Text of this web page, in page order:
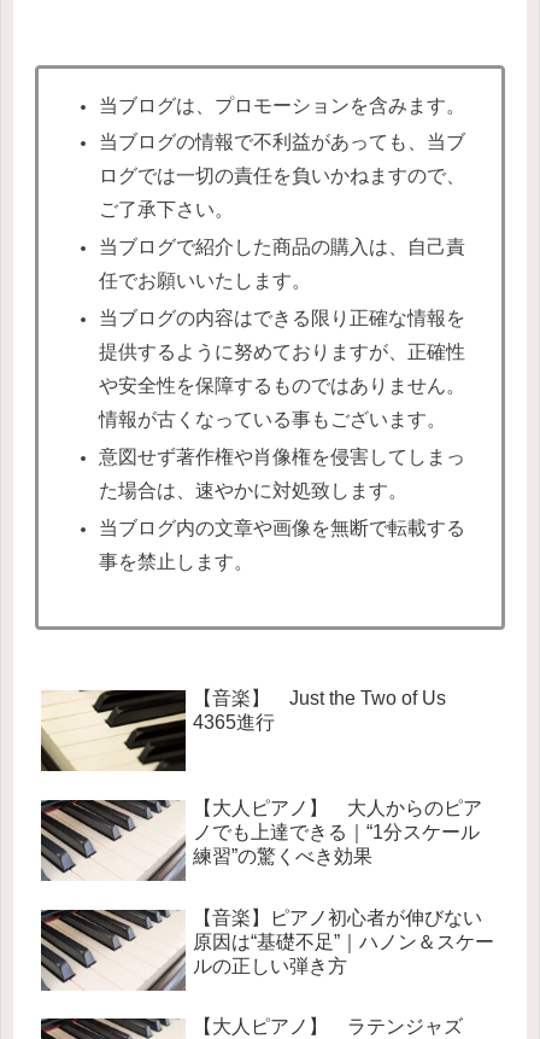
当ブログは、プロモーションを含みます。
当ブログの情報で不利益があっても、当ブ
ログでは一切の責任を負いかねますので、
ご了承下さい。
当ブログで紹介した商品の購入は、自己責
任でお願いいたします。
当ブログの内容はできる限り正確な情報を
提供するように努めておりますが、正確性
や安全性を保障するものではありません。
情報が古くなっている事もございます。
意図せず著作権や肖像権を侵害してしまっ
た場合は、速やかに対処致します。
当ブログ内の文章や画像を無断で転載する
事を禁止します。
【音楽】 Just the Two of Us
4365進行
【大人ピアノ】 大人からのピア
ノでも上達できる｜“1分スケール
練習”の驚くべき効果
【音楽】ピアノ初心者が伸びない
原因は“基礎不足”｜ハノン＆スケー
ルの正しい弾き方
【大人ピアノ】 ラテンジャズ